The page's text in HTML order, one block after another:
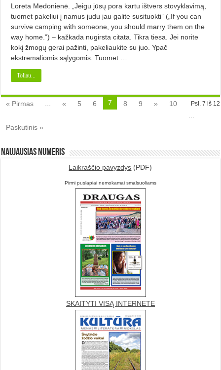
Loreta Medonienė. „Jeigu jūsų pora kartu ištvers stovyklavimą,
tuomet pakeliui į namus judu jau galite susituokti” („If you can
survive camping with someone, you should marry them on the
way home.”) – kažkada nugirsta citata. Tikra tiesa. Jei norite
kokį žmogų gerai pažinti, pakeliaukite su juo. Ypač
ekstremaliomis sąlygomis. Tuomet …
Toliau...
Psl. 7 iš 12
« Pirmas « 5 6 7 8 9 »
10
Paskutinis »
Naujausias numeris
Laikraščio pavyzdys (PDF)
Pirmi puslapiai nemokamai smalsuoliams
SKAITYTI VISĄ INTERNETE